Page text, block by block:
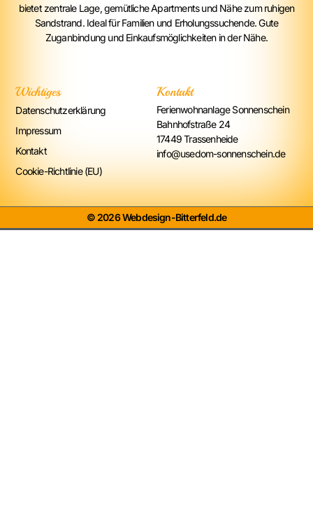
bietet zentrale Lage, gemütliche Apartments und Nähe zum ruhigen
Sandstrand. Ideal für Familien und Erholungssuchende. Gute
Zuganbindung und Einkaufsmöglichkeiten in der Nähe.
Wichtiges
Datenschutzerklärung
Impressum
Kontakt
Cookie-Richtlinie (EU)
Kontakt
Ferienwohnanlage Sonnenschein
Bahnhofstraße 24
17449 Trassenheide
info@usedom-sonnenschein.de
© 2026 Webdesign-Bitterfeld.de